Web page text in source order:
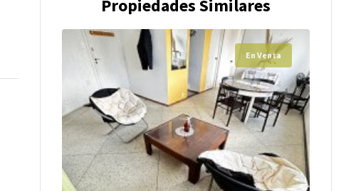
Propiedades Similares
En Venta